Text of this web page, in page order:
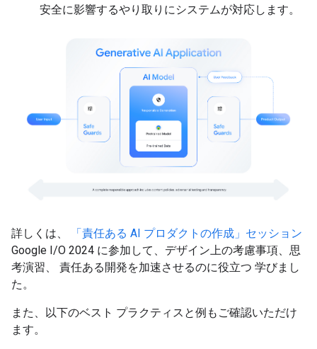
安全に影響するやり取りにシステムが対応します。
詳しくは、
「責任ある AI プロダクトの作成」セッション
Google I/O 2024 に参加して、デザイン上の考慮事項、思
考演習、 責任ある開発を加速させるのに役立つ 学びまし
た。
また、以下のベスト プラクティスと例もご確認いただけ
ます。